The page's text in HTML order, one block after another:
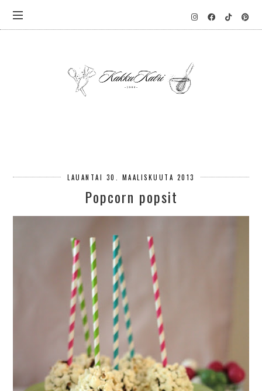
LAUANTAI 30. MAALISKUUTA 2013
Popcorn popsit